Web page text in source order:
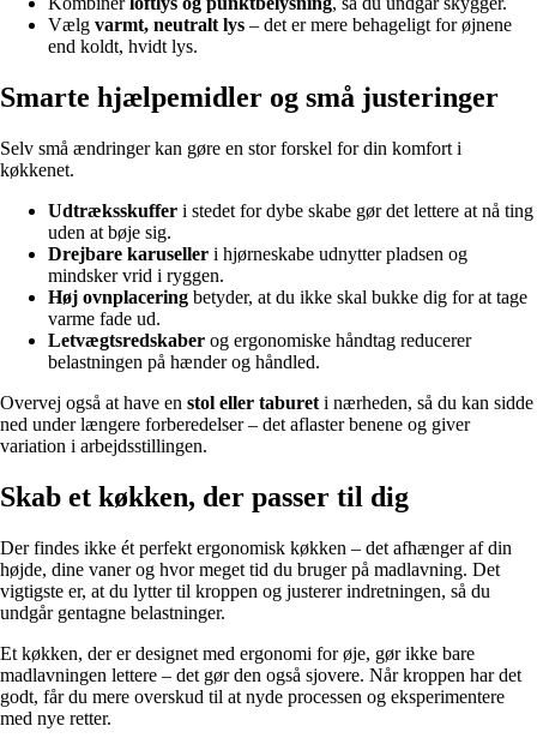
Vælg varmt, neutralt lys – det er mere behageligt for øjnene
end koldt, hvidt lys.
Smarte hjælpemidler og små justeringer
Selv små ændringer kan gøre en stor forskel for din komfort i
køkkenet.
Udtræksskuffer i stedet for dybe skabe gør det lettere at nå ting
uden at bøje sig.
Drejbare karuseller i hjørneskabe udnytter pladsen og
mindsker vrid i ryggen.
Høj ovnplacering betyder, at du ikke skal bukke dig for at tage
varme fade ud.
Letvægtsredskaber og ergonomiske håndtag reducerer
belastningen på hænder og håndled.
Overvej også at have en stol eller taburet i nærheden, så du kan sidde
ned under længere forberedelser – det aflaster benene og giver
variation i arbejdsstillingen.
Skab et køkken, der passer til dig
Der findes ikke ét perfekt ergonomisk køkken – det afhænger af din
højde, dine vaner og hvor meget tid du bruger på madlavning. Det
vigtigste er, at du lytter til kroppen og justerer indretningen, så du
undgår gentagne belastninger.
Et køkken, der er designet med ergonomi for øje, gør ikke bare
madlavningen lettere – det gør den også sjovere. Når kroppen har det
godt, får du mere overskud til at nyde processen og eksperimentere
med nye retter.